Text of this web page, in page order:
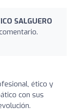
SALGUERO
ético y
con sus